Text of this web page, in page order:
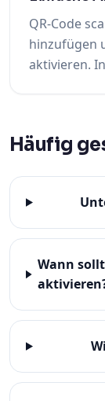
QR-Code
hinzufügen
aktivieren.
Häufig
Wann